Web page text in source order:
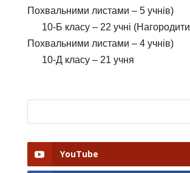
Похвальними листами – 5 учнів)
10-Б класу – 22 учні (Нагородити
Похвальними листами – 4 учнів)
10-Д класу – 21 учня
YouTube